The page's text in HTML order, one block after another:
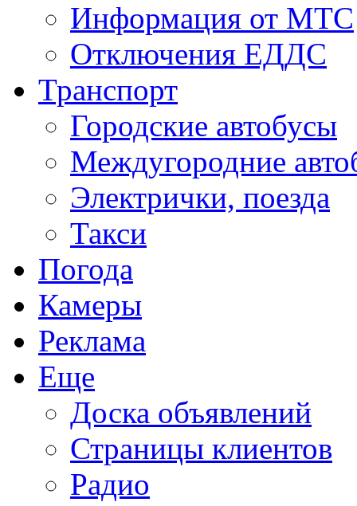
Информация от МТС
Отключения ЕДДС
Транспорт
Городские автобусы
Междугородние
Электрички, поезда
Такси
Погода
Камеры
Реклама
Еще
Доска объявлений
Страницы клиентов
Радио